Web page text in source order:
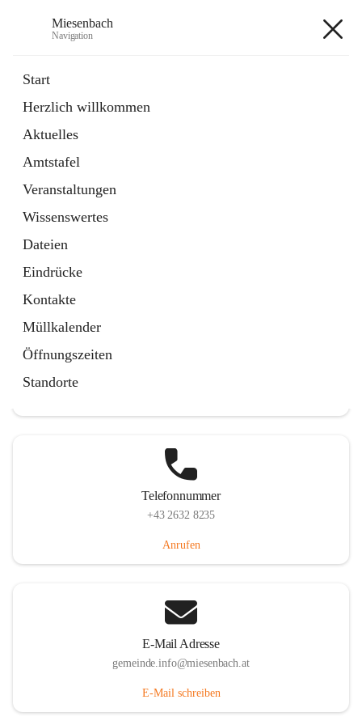
Miesenbach
Navigation
Start
Herzlich willkommen
Aktuelles
Amtstafel
Veranstaltungen
Wissenswertes
Dateien
Eindrücke
Kontakte
Müllkalender
Öffnungszeiten
Standorte
Externe Webseite
in
Tab
Region Schneebergland
Externe Webseite
öffnet
in
neuem
Tab
Telefonnummer
+43 2632 8235
Anrufen
E-Mail Adresse
gemeinde.info@miesenbach.at
E-Mail schreiben